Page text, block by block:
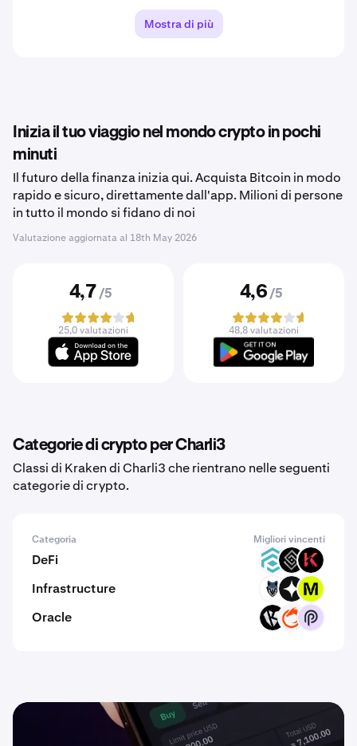
Mostra di più
Inizia il tuo viaggio nel mondo crypto in pochi
minuti
Il futuro della finanza inizia qui. Acquista Bitcoin in modo
rapido e sicuro, direttamente dall'app. Milioni di persone
in tutto il mondo si fidano di noi
Valutazione aggiornata al 18th May 2026
4,7 /5
25,0 valutazioni
4,6 /5
48,8 valutazioni
Categorie di crypto per Charli3
Classi di Kraken di Charli3 che rientrano nelle seguenti
categorie di crypto.
Categoria Migliori vincenti
DeFi TRADE DECT KAR
Infrastructure TRN GIZA MODE
Oracle KAI ON PYTH